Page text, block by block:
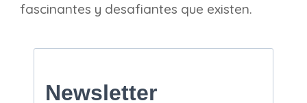
fascinantes y desafiantes que existen.